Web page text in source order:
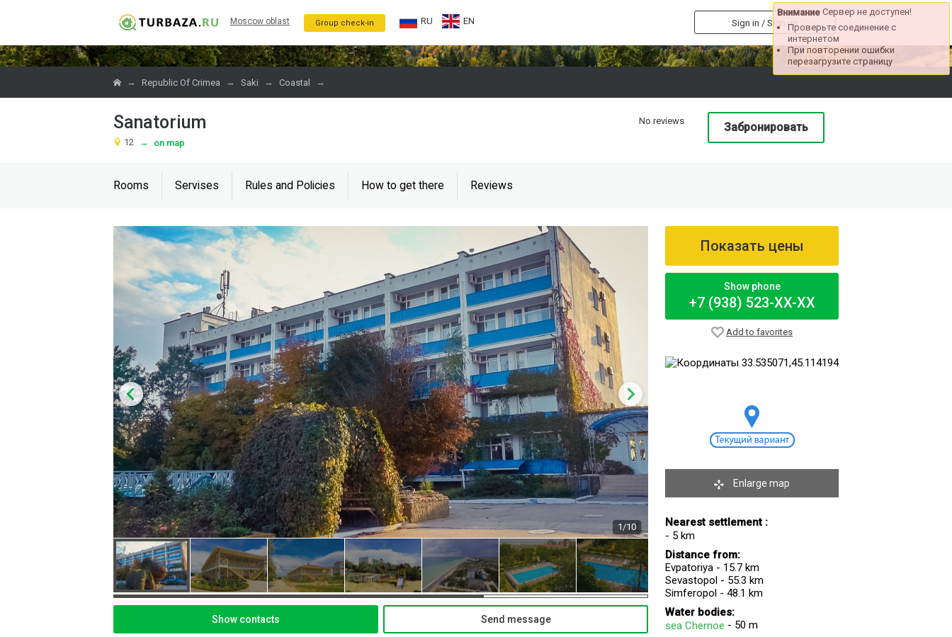
Внимание Сервер не доступен!
Проверьте соединение с
интернетом
При повторении ошибки
перезагрузите страницу
Moscow oblast Group check-in RU EN Sign in / Sign up
→ Republic Of Crimea → Saki → Coastal →
Sanatorium
12 → on map
No reviews Забронировать
Rooms Servises Rules and Policies How to get there Reviews
1/10
Show contacts Send message
Показать цены
Show phone
+7 (938) 523-XX-XX
Add to favorites
Enlarge map
Nearest settlement :
- 5 km
Distance from:
Evpatoriya - 15.7 km
Sevastopol - 55.3 km
Simferopol - 48.1 km
Water bodies:
sea Chernoe - 50 m